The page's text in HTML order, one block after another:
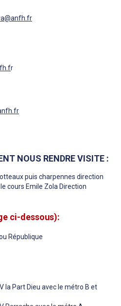
r
NOUS RENDRE VISITE :
puis charpennes direction
cours Emile Zola Direction
ci-dessous):
République
la Part Dieu avec le métro B et